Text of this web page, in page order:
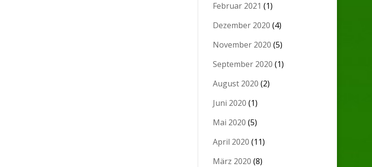
Februar 2021 (1)
Dezember 2020 (4)
November 2020 (5)
September 2020 (1)
August 2020 (2)
Juni 2020 (1)
Mai 2020 (5)
April 2020 (11)
März 2020 (8)